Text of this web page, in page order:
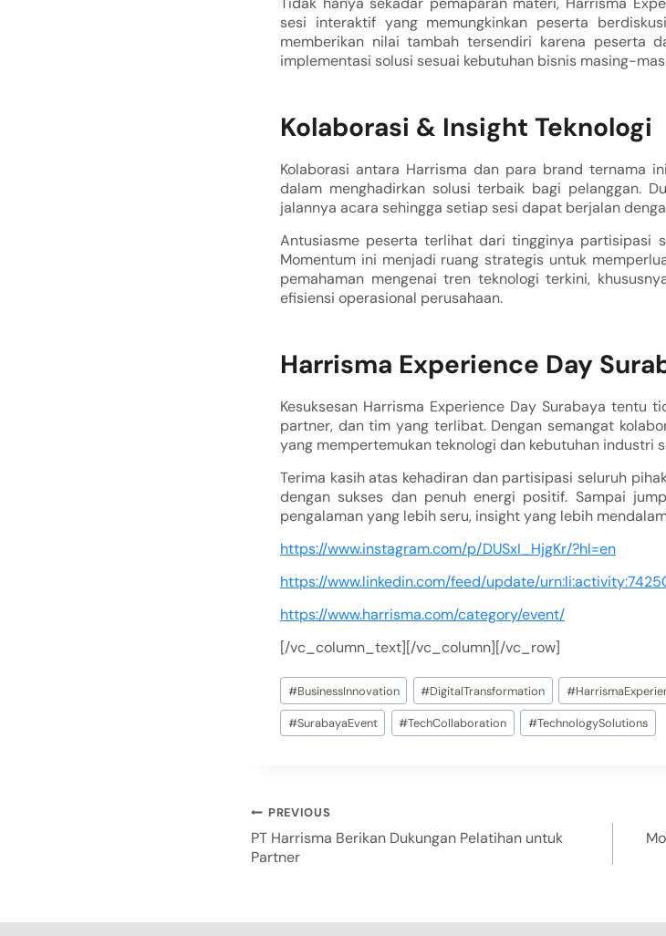
sesi interaktif yang memungkinkan peserta
memberikan nilai tambah tersendiri karena peserta
implementasi solusi sesuai kebutuhan bisnis masing-
Kolaborasi & Insight Teknologi
Kolaborasi antara Harrisma dan para brand ternama
dalam menghadirkan solusi terbaik bagi pelanggan.
jalannya acara sehingga setiap sesi dapat berjalan
Antusiasme peserta terlihat dari tingginya partisipasi
Momentum ini menjadi ruang strategis untuk
pemahaman mengenai tren teknologi terkini,
efisiensi operasional perusahaan.
Harrisma Experience Day
Kesuksesan Harrisma Experience Day Surabaya tentu
partner, dan tim yang terlibat. Dengan semangat
yang mempertemukan teknologi dan kebutuhan industri
Terima kasih atas kehadiran dan partisipasi seluruh
dengan sukses dan penuh energi positif. Sampai
pengalaman yang lebih seru, insight yang lebih
https://www.instagram.com/p/DUSxI_HjgKr/?hl=en
https://www.linkedin.com/feed/update/
https://www.harrisma.com/category/event/
[/vc_column_text][/vc_column][/vc_row]
#BusinessInnovation #DigitalTransformation #
#SurabayaEvent #TechCollaboration #TechnologySolutions
PREVIOUS
PT Harrisma Berikan Dukungan Pelatihan untuk
Partner